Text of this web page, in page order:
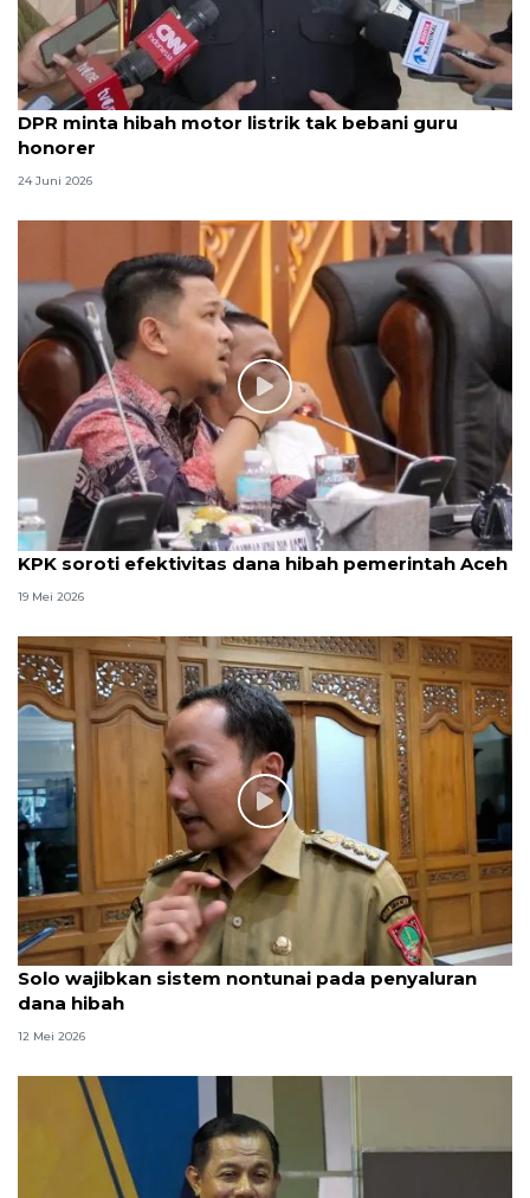
DPR minta hibah motor listrik tak bebani guru
honorer
24 Juni 2026
KPK soroti efektivitas dana hibah pemerintah Aceh
19 Mei 2026
Solo wajibkan sistem nontunai pada penyaluran
dana hibah
12 Mei 2026